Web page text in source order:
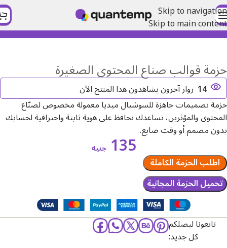
Skip to navigation
Skip to main contentالرئيسيةصانع محتوى
حزمة قوالب صناع المحتوى الصغيرة
14 زوار آخرون يشاهدون هذا المنتج الآن
حزمة تصميمات جاهزة للسوشيال ميديا معمولة مخصوص لصنّاع
المحتوى والمؤثرين، تساعدك تحافظ على هوية ثابتة واحترافية لحسابك
بدون مصمم أو وقت ضايع. 135 جنيه
اطلب الحزمة الكاملة
تحميل الحزمة المجانية
تابعونا ليصلكم
كل جديد: